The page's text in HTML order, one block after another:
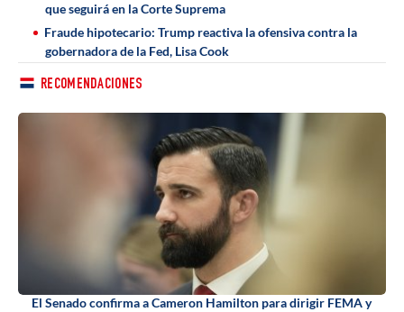
que seguirá en la Corte Suprema
Fraude hipotecario: Trump reactiva la ofensiva contra la
gobernadora de la Fed, Lisa Cook
RECOMENDACIONES
El Senado confirma a Cameron Hamilton para dirigir FEMA y